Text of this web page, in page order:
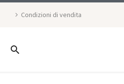
Condizioni di vendita